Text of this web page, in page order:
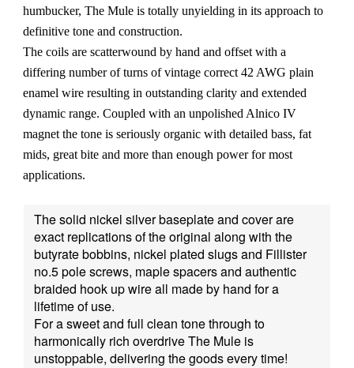
humbucker, The Mule is totally unyielding in its approach to
definitive tone and construction.
The coils are scatterwound by hand and offset with a
differing number of turns of vintage correct 42 AWG plain
enamel wire resulting in outstanding clarity and extended
dynamic range. Coupled with an unpolished Alnico IV
magnet the tone is seriously organic with detailed bass, fat
mids, great bite and more than enough power for most
applications.
The solid nickel silver baseplate and cover are
exact replications of the original along with the
butyrate bobbins, nickel plated slugs and Fillister
no.5 pole screws, maple spacers and authentic
braided hook up wire all made by hand for a
lifetime of use.
For a sweet and full clean tone through to
harmonically rich overdrive The Mule is
unstoppable, delivering the goods every time!